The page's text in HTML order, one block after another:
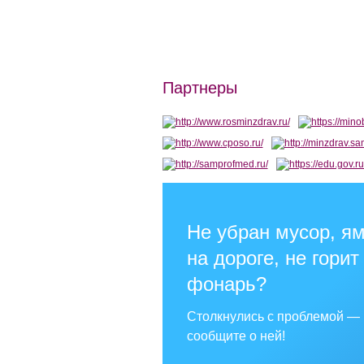
Партнеры
Не убран мусор,
на дороге, не горит
фонарь?
Столкнулись с проблемой —
сообщите о ней!